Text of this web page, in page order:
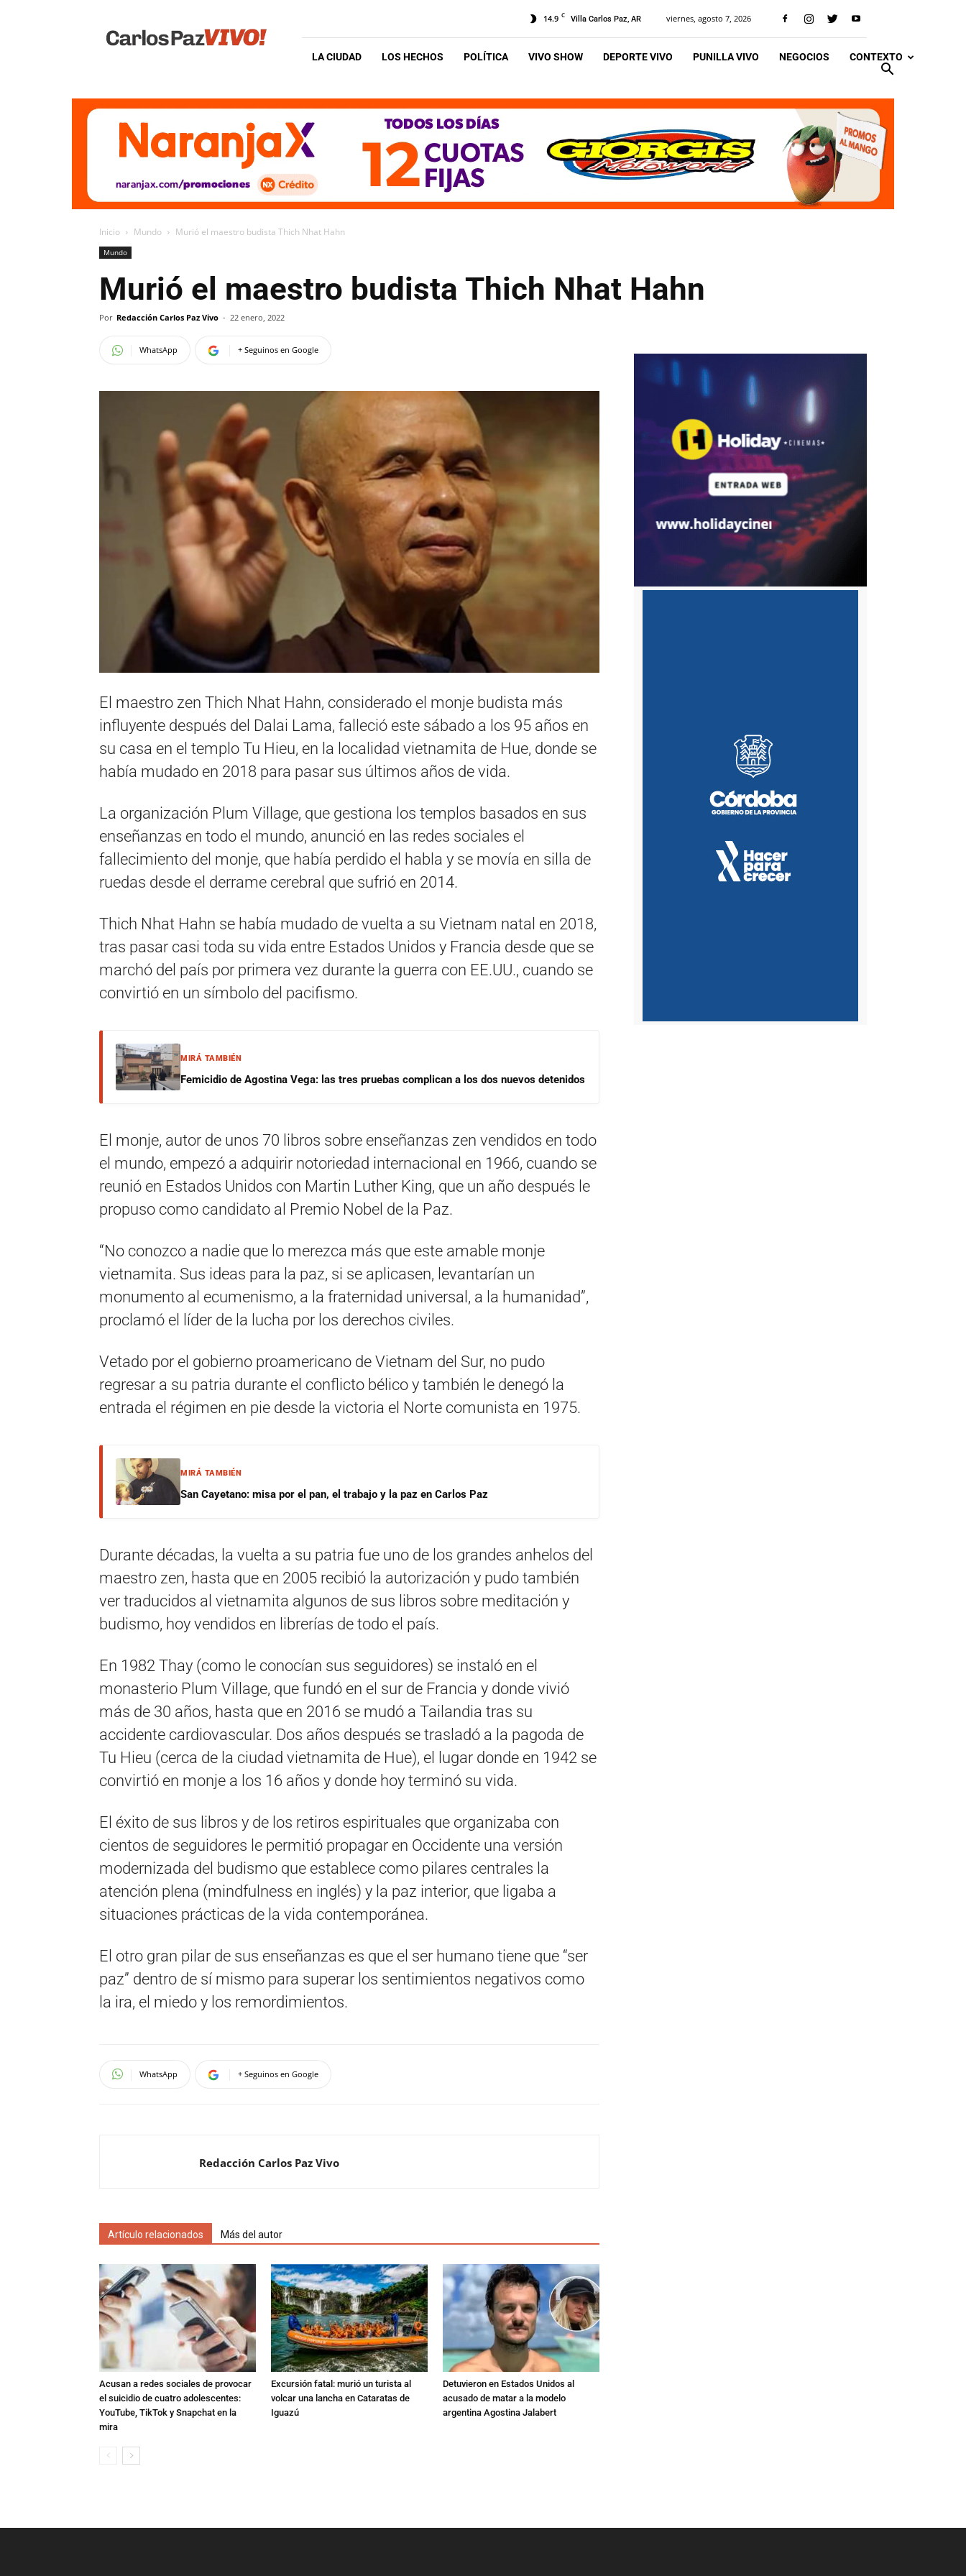
Vivo
14.9 C Villa Carlos Paz, AR viernes, agosto 7, 2026
LA CIUDAD LOS HECHOS POLÍTICA VIVO SHOW DEPORTE VIVO PUNILLA VIVO NEGOCIOS CONTEXTO
Inicio Mundo Murió el maestro budista Thich Nhat Hahn
Mundo
Murió el maestro budista Thich Nhat Hahn
Por Redacción Carlos Paz Vivo - 22 enero, 2022
WhatsApp + Seguinos en Google
El maestro zen Thich Nhat Hahn, considerado el monje budista más
influyente después del Dalai Lama, falleció este sábado a los 95 años en
su casa en el templo Tu Hieu, en la localidad vietnamita de Hue, donde se
había mudado en 2018 para pasar sus últimos años de vida.
La organización Plum Village, que gestiona los templos basados en sus
enseñanzas en todo el mundo, anunció en las redes sociales el
fallecimiento del monje, que había perdido el habla y se movía en silla de
ruedas desde el derrame cerebral que sufrió en 2014.
Thich Nhat Hahn se había mudado de vuelta a su Vietnam natal en 2018,
tras pasar casi toda su vida entre Estados Unidos y Francia desde que se
marchó del país por primera vez durante la guerra con EE.UU., cuando se
convirtió en un símbolo del pacifismo.
MIRÁ TAMBIÉN
Femicidio de Agostina Vega: las tres pruebas complican a los dos nuevos detenidos
El monje, autor de unos 70 libros sobre enseñanzas zen vendidos en todo
el mundo, empezó a adquirir notoriedad internacional en 1966, cuando se
reunió en Estados Unidos con Martin Luther King, que un año después le
propuso como candidato al Premio Nobel de la Paz.
“No conozco a nadie que lo merezca más que este amable monje
vietnamita. Sus ideas para la paz, si se aplicasen, levantarían un
monumento al ecumenismo, a la fraternidad universal, a la humanidad”,
proclamó el líder de la lucha por los derechos civiles.
Vetado por el gobierno proamericano de Vietnam del Sur, no pudo
regresar a su patria durante el conflicto bélico y también le denegó la
entrada el régimen en pie desde la victoria el Norte comunista en 1975.
MIRÁ TAMBIÉN
San Cayetano: misa por el pan, el trabajo y la paz en Carlos Paz
Durante décadas, la vuelta a su patria fue uno de los grandes anhelos del
maestro zen, hasta que en 2005 recibió la autorización y pudo también
ver traducidos al vietnamita algunos de sus libros sobre meditación y
budismo, hoy vendidos en librerías de todo el país.
En 1982 Thay (como le conocían sus seguidores) se instaló en el
monasterio Plum Village, que fundó en el sur de Francia y donde vivió
más de 30 años, hasta que en 2016 se mudó a Tailandia tras su
accidente cardiovascular. Dos años después se trasladó a la pagoda de
Tu Hieu (cerca de la ciudad vietnamita de Hue), el lugar donde en 1942 se
convirtió en monje a los 16 años y donde hoy terminó su vida.
El éxito de sus libros y de los retiros espirituales que organizaba con
cientos de seguidores le permitió propagar en Occidente una versión
modernizada del budismo que establece como pilares centrales la
atención plena (mindfulness en inglés) y la paz interior, que ligaba a
situaciones prácticas de la vida contemporánea.
El otro gran pilar de sus enseñanzas es que el ser humano tiene que “ser
paz” dentro de sí mismo para superar los sentimientos negativos como
la ira, el miedo y los remordimientos.
WhatsApp + Seguinos en Google
Redacción Carlos Paz Vivo
Artículo relacionados Más del autor
Acusan a redes sociales de provocar
el suicidio de cuatro adolescentes:
YouTube, TikTok y Snapchat en la
mira
Excursión fatal: murió un turista al
volcar una lancha en Cataratas de
Iguazú
Detuvieron en Estados Unidos al
acusado de matar a la modelo
argentina Agostina Jalabert